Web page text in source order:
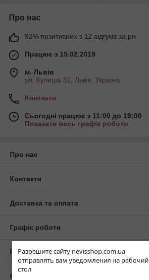
Разрешите сайту nevisshop.com.ua
отправлять вам уведомления на рабочий
стол
Про нас
92% позитивних з 12 відгуків за рік
Працює з 15.02.2019
м. Львів
ул. Кулиша 31, Львів, Україна
Контакти
Сьогодні працює з 11:00 до 19:00
Показати весь графік роботи
Про нас
Контакти
Доставка та оплата
Графік роботи
Повна версія сайту
Сайт створено на маркетплейсі